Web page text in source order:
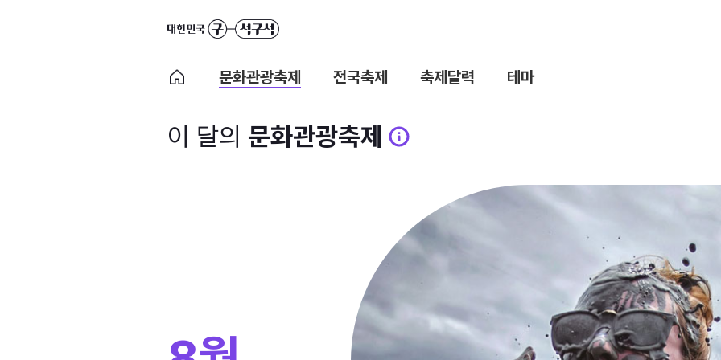
문화관광축제 전국축제 축제달력 테마
이 달의 문화관광축제